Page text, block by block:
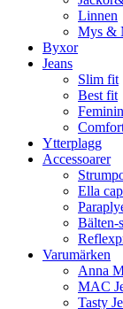
Linnen
Mys &
Byxor
Jeans
Slim fit
Best fit
Ytterplagg
Accessoarer
Ella
Bälten-
Varumärken
Anna
MAC
Tasty